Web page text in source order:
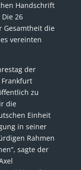
Handschrift
26
Gesamtheit die
vereinten
der
zu
die
Einheit
in seiner
Rahmen
sagte der